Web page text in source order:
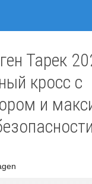
Тарек
кросс с
и